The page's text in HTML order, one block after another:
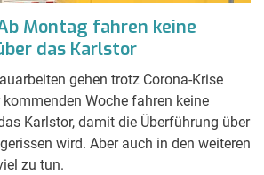
Montag fahren keine
das Karlstor
gehen trotz Corona-Krise
Woche fahren keine
Karlstor, damit die Überführung über
wird. Aber auch in den weiteren
zu tun.